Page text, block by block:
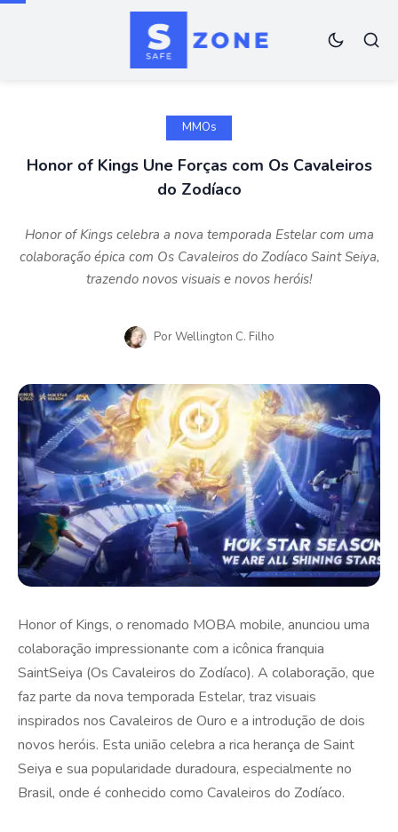
MMOs
Honor of Kings Une Forças com Os Cavaleiros
do Zodíaco
Honor of Kings celebra a nova temporada Estelar com uma
colaboração épica com Os Cavaleiros do Zodíaco Saint Seiya,
trazendo novos visuais e novos heróis!
PorWellington C. Filho
Honor of Kings, o renomado MOBA mobile, anunciou uma
colaboração impressionante com a icônica franquia
SaintSeiya (Os Cavaleiros do Zodíaco). A colaboração, que
faz parte da nova temporada Estelar, traz visuais
inspirados nos Cavaleiros de Ouro e a introdução de dois
novos heróis. Esta união celebra a rica herança de Saint
Seiya e sua popularidade duradoura, especialmente no
Brasil, onde é conhecido como Cavaleiros do Zodíaco.